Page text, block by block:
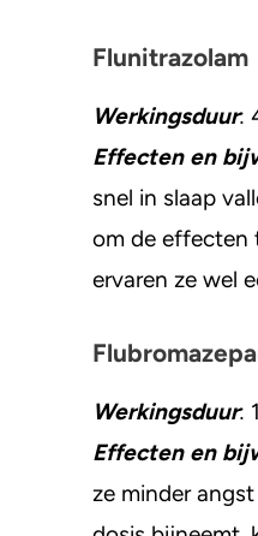
Flunitrazolam
Werkingsduur:
Effecten en
snel in slaap
om de effecten
ervaren ze wel
Werkingsduur:
Effecten en
ze minder